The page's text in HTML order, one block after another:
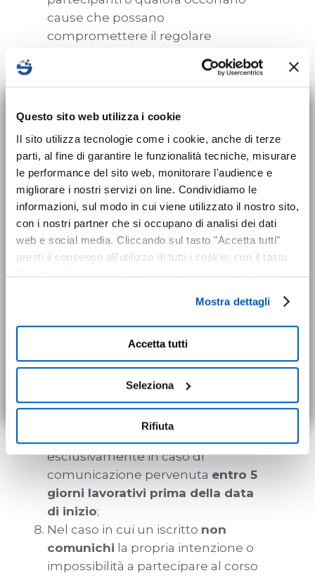
Questo sito web utilizza i cookie
Il sito utilizza tecnologie come i cookie, anche di terze
parti, al fine di garantire le funzionalità tecniche, misurare
le performance del sito web, monitorare l'audience e
migliorare i nostri servizi on line. Condividiamo le
informazioni, sul modo in cui viene utilizzato il nostro sito,
con i nostri partner che si occupano di analisi dei dati
web e social media. Cliccando sul tasto "Accetta tutti"
presti il consenso all'utilizzo di tutti i cookie; con il tasto
"Seleziona" puoi selezionare i cookie a cui prestare il
destra puoi continuare la navigazione solo con l'utilizzo
dei cookie necessari. Per saperne di più ed
eventualmente modificare il tuo consenso, consulta
l'Informativa suCookiesePrivacy. È possibile
consenso in qualsiasi momento, accedendo al pannello
Mostra Dettagli.
Mostra dettagli
Accetta tutti
Seleziona
Rifiuta
cause che possano
compromettere il regolare
gli iscritti potranno decidere di
partecipare in una sessione
successiva tra quelle presenti a
Tutti i corsi prevedono che vi sia
un numero massimo di
partecipanti (secondo i dettami
normativi attualmente vigenti).
Qualora venga superato il numero
di adesioni si procederà con un
sistema di preferenza in base
all’ordine cronologico di
che rimarranno esclusi potranno
partecipare ad una sessione
successiva a calendario;
Ogni partecipante ha la
possibilità di posticipare o
annullare l’iscrizione ad un corso
con la trattenuta del 50% della
esclusivamente in caso di
comunicazione pervenuta entro 5
giorni lavorativi prima della data
di inizio;
Nel caso in cui un iscritto non
comunichi la propria intenzione o
impossibilità a partecipare al corso
Nuovo corso sulla
sicurezza per Datori
di Lavoro disponibile!
Dal 24 maggio 2025 entra in vigore
l’obbligo formativo previsto dal nuovo
Accordo Stato-Regioni 2025 che introduce
il corso di formazione sicurezzaper tutti i
datori di lavoro. I datori di lavoro già in
carica al momento dell’entrata in vigore
maggio 2027) per completare il corso. Il
corso è attualmente disponibile per
l’acquisto in modalità e-learning (in
autonomia da remoto) cliccando